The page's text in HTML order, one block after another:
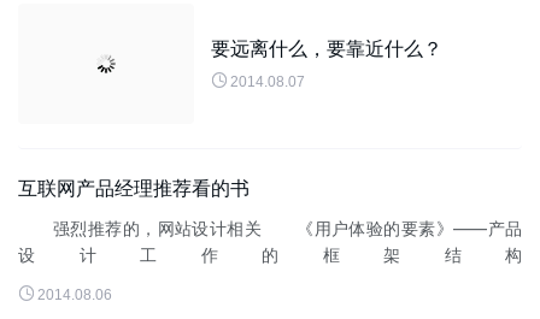
要远离什么，要靠近什么？
 2014.08.07
互联网产品经理推荐看的书
强烈推荐的，网站设计相关 《用户体验的要素》——产品
设计工作的框架结构
http://book.douban.com/subject/2297549/ 《交互设计之
路》...
 2014.08.06